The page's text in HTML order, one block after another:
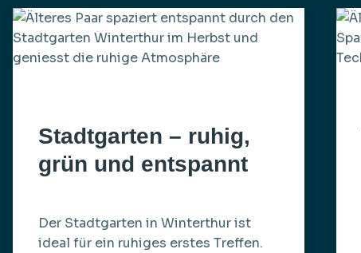
Stadtgarten – ruhig,
grün und entspannt
Der Stadtgarten in Winterthur ist
ideal für ein ruhiges erstes Treffen.